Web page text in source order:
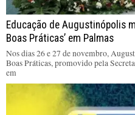
Educação de Augustinópolis
Boas Práticas’ em Palmas
Nos dias 26 e 27 de novembro,
Boas Práticas, promovido pela
em